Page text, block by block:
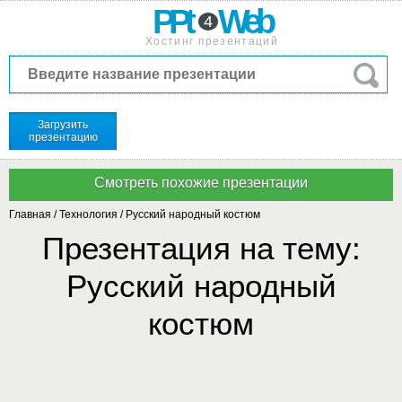
PPt 4 Web
Хостинг презентаций
Загрузить
презентацию
Главная /Технология / Русский народный костюм
Презентация на тему:
Русский народный
костюм